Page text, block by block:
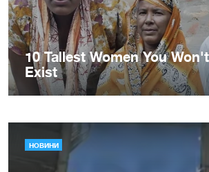
НОВИНИ